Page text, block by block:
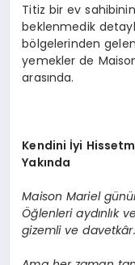
Titiz bir ev
beklenmedik
bölgelerinden
yemekler de
arasında.
Kendini İyi
Yakında
Maison Mariel günü
Öğlenleri aydınlık
gizemli ve davetkâr.